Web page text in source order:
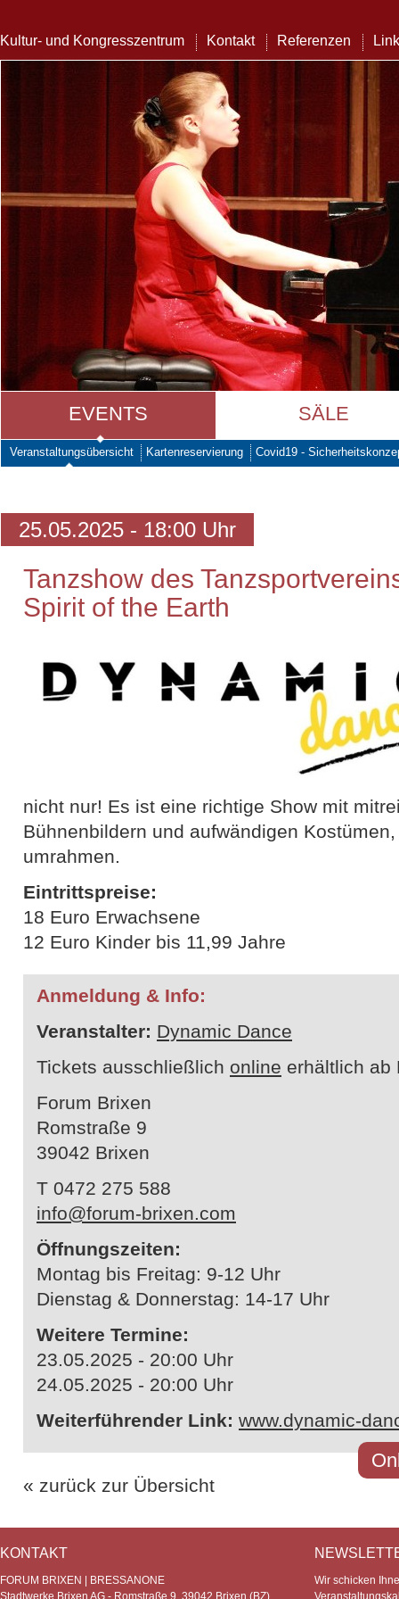
Kultur- und Kongresszentrum Kontakt Referenzen
EVENTS SÄLE
Veranstaltungsübersicht Kartenreservierung Covid19 -
25.05.2025 - 18:00 Uhr
Tanzshow des
Spirit of the Earth
nicht nur! Es ist eine richtige Show mit
Bühnenbildern und aufwändigen
umrahmen.
Eintrittspreise:
18 Euro Erwachsene
12 Euro Kinder bis 11,99 Jahre
Anmeldung & Info:
Veranstalter: Dynamic Dance
Tickets ausschließlich online erhältlich ab
Forum Brixen
Romstraße 9
39042 Brixen
T 0472 275 588
info@forum-brixen.com
Öffnungszeiten:
Montag bis Freitag: 9-12 Uhr
Dienstag & Donnerstag: 14-17 Uhr
Weitere Termine:
23.05.2025 - 20:00 Uhr
24.05.2025 - 20:00 Uhr
Weiterführender Link: www.dynamic-
« zurück zur Übersicht
KONTAKT
FORUM BRIXEN | BRESSANONE
Stadtwerke Brixen AG - Romstraße 9, 39042 Brixen (BZ)
Wir schicken